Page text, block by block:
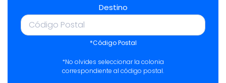
Destino
*Código Postal
*No olvides seleccionar la colonia
correspondiente al código postal.